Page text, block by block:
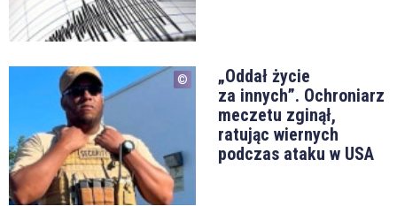
„Oddał życie
za innych”. Ochroniarz
meczetu zginął,
ratując wiernych
podczas ataku w USA